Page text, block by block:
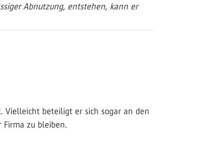
Abnutzung, entstehen, kann er
Vielleicht beteiligt er sich sogar an den
Firma zu bleiben.